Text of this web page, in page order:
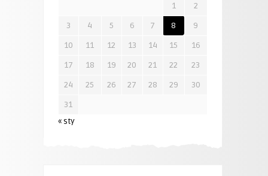
1
2
3
4 5 6 7 8
9
10
11 12 13 14 15
16
17
18 19 20 21 22
23
24
25 26 27 28 29
30
31
« sty